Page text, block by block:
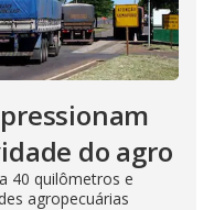
do agro
40 quilômetros e
agropecuárias